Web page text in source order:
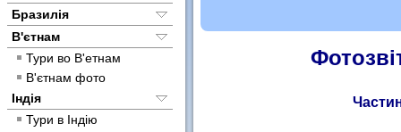
Бразилія
В'єтнам
Тури во В'етнам
В'єтнам фото
Індія
Тури в Індію